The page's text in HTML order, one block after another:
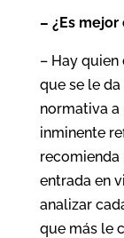
– ¿Es
– Hay
que se le
normativa a
inminente
recomienda
entrada en
analizar
que más le